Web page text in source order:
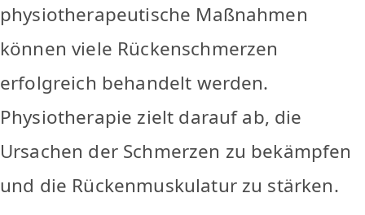
physiotherapeutische Maßnahmen
können viele Rückenschmerzen
erfolgreich behandelt werden.
Physiotherapie zielt darauf ab, die
Ursachen der Schmerzen zu bekämpfen
und die Rückenmuskulatur zu stärken.